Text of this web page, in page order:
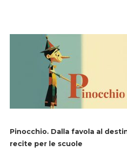
Pinocchio. Dalla favola al
recite per le scuole